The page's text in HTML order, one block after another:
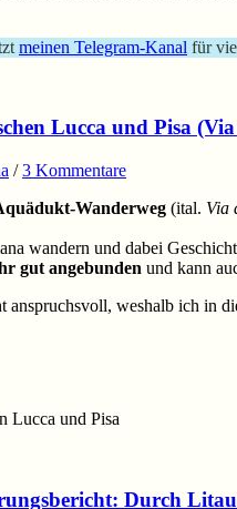
meinen Telegram-Kanal für
Lucca und Pisa
/3 Kommentare
Wanderweg (ital. Via
wandern und dabei
gut angebunden und kann
weshalb ich in
Lucca und Pisa
Durch